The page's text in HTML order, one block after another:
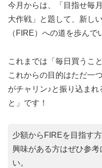
今月からは、「目指せ毎
大作戦」と題して、新し
（FIRE）への道を歩んで
これまでは「毎日買うこ
これからの目的はただ一
がチャリン♪と振り込ま
と」です！
少額からFIREを目指す
興味がある方はぜひ参考
い。